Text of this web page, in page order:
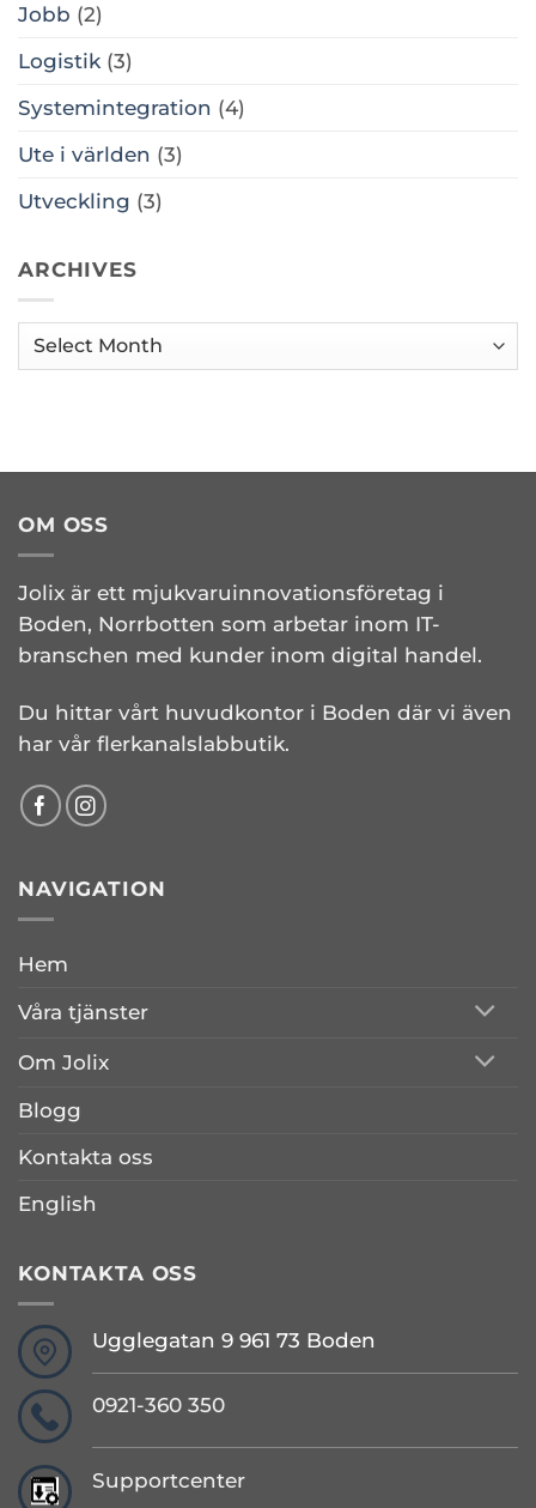
Jobb (2)
Logistik (3)
Systemintegration (4)
Ute i världen (3)
Utveckling (3)
ARCHIVES
Archives
OM OSS
Jolix är ett mjukvaruinnovationsföretag i
Boden, Norrbotten som arbetar inom IT-
branschen med kunder inom digital handel.
Du hittar vårt huvudkontor i Boden där vi även
har vår flerkanalslabbutik.
NAVIGATION
Hem
Våra tjänster
Om Jolix
Blogg
Kontakta oss
English
KONTAKTA OSS
Ugglegatan 9 961 73 Boden
0921-360 350
Supportcenter